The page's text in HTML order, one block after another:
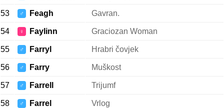
53 ♂ Feagh Gavran.
54 ♀ Faylinn Graciozan Woman
55 ♂ Farryl Hrabri čovjek
56 ♂ Farry Muškost
57 ♂ Farrell Trijumf
58 ♂ Farrel Vrlog